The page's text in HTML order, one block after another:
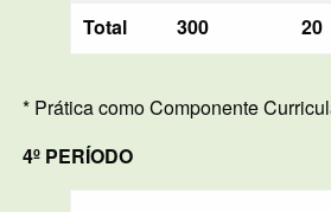
Total
300 20
* Prática como Componente
4º PERÍODO